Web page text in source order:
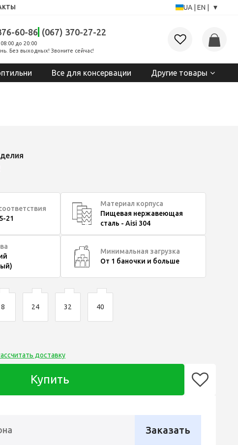
UA EN ▾
60-86 (067) 370-27-22
до 20:00
Без выходных! Звоните сейчас!
Все для консервации Другие товары
21
Материал корпуса
Пищевая нержавеющая
сталь - Aisi 304
Минимальная загрузка
От 1 баночки и больше
8 24 32 40
доставку
Купить
Заказать